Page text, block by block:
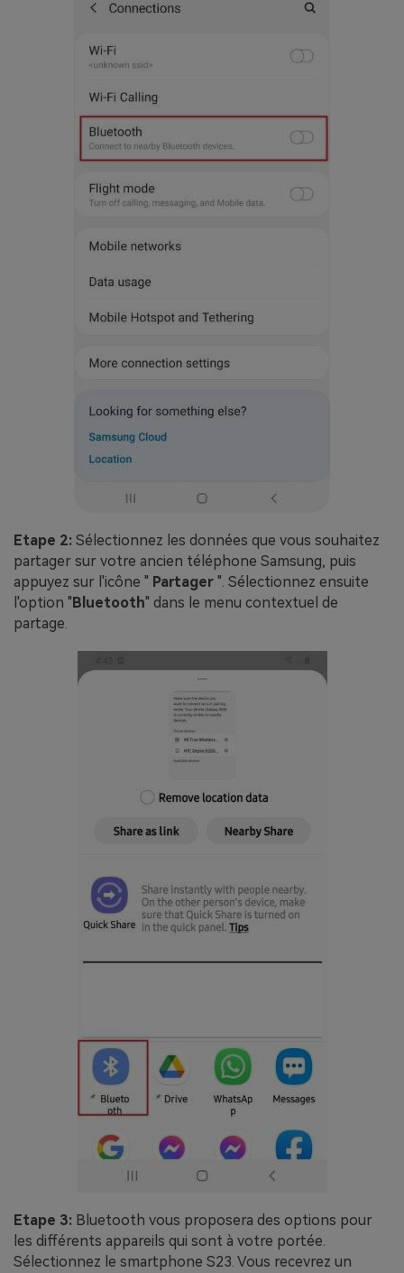
Etape 2: Sélectionnez les données que vous souhaitez
partager sur votre ancien téléphone Samsung, puis
appuyez sur l'icône " Partager ". Sélectionnez ensuite
l'option "Bluetooth" dans le menu contextuel de
partage.
Etape 3: Bluetooth vous proposera des options pour
les différents appareils qui sont à votre portée.
Sélectionnez le smartphone S23. Vous recevrez un